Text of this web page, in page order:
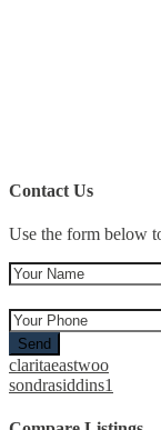
Contact Us
Use the form below
Send
claritaeastwoo
sondrasiddins1